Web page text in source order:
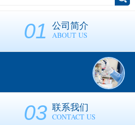
01 公司简介
ABOUT US
03 联系我们
CONTACT US